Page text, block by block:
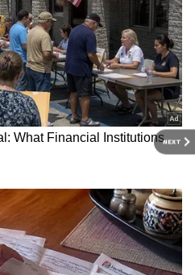
NEXT